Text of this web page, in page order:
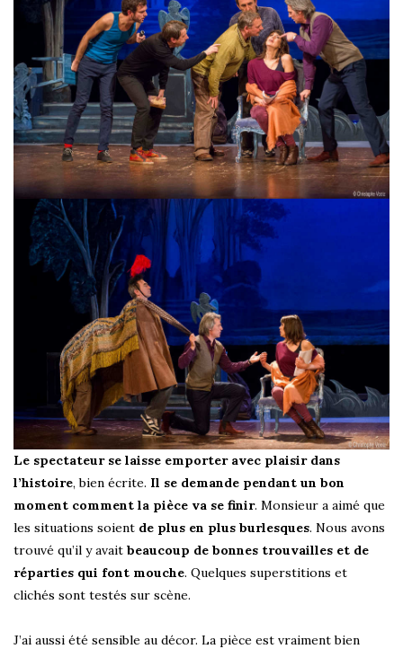
Le spectateur se laisse emporter avec plaisir dans
l’histoire, bien écrite. Il se demande pendant un bon
moment comment la pièce va se finir. Monsieur a aimé que
les situations soient de plus en plus burlesques. Nous avons
trouvé qu’il y avait beaucoup de bonnes trouvailles et de
réparties qui font mouche. Quelques superstitions et
clichés sont testés sur scène.
J’ai aussi été sensible au décor. La pièce est vraiment bien